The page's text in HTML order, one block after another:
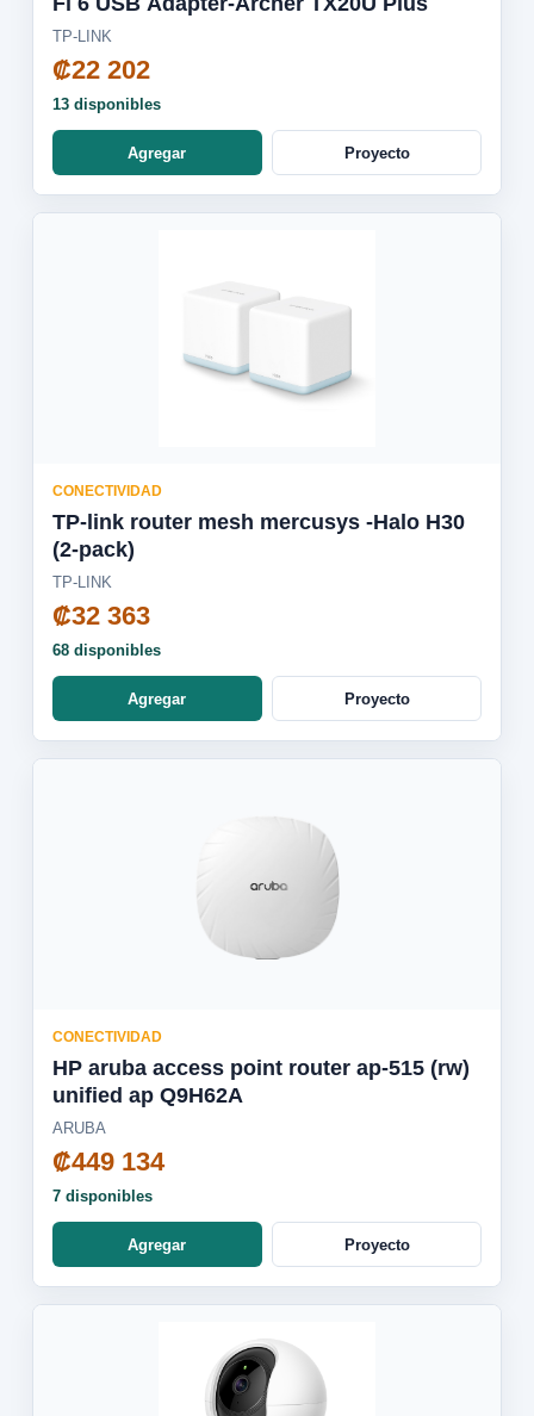
TP-LINK
₡22 202
13 disponibles
Agregar Proyecto
CONECTIVIDAD
TP-link router mesh mercusys -Halo H30
(2-pack)
TP-LINK
₡32 363
68 disponibles
Agregar Proyecto
CONECTIVIDAD
HP aruba access point router ap-515 (rw)
unified ap Q9H62A
ARUBA
₡449 134
7 disponibles
Agregar Proyecto